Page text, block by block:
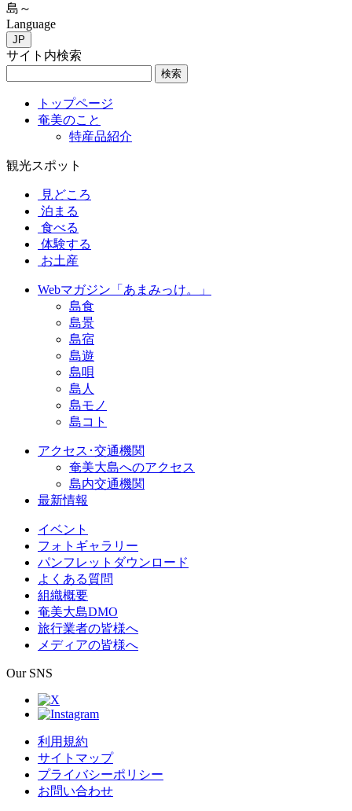
島～
Language
JP
サイト内検索
検索
トップページ
奄美のこと
特産品紹介
観光スポット
見どころ
泊まる
食べる
体験する
お土産
Webマガジン「あまみっけ。」
島食
島景
島宿
島遊
島唄
島人
島モノ
島コト
アクセス･交通機関
奄美大島へのアクセス
島内交通機関
最新情報
イベント
フォトギャラリー
パンフレットダウンロード
よくある質問
組織概要
奄美大島DMO
旅行業者の皆様へ
メディアの皆様へ
Our SNS
利用規約
サイトマップ
プライバシーポリシー
お問い合わせ